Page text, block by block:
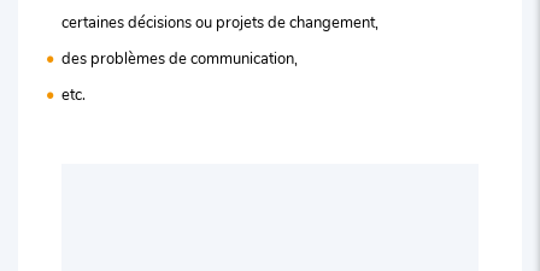
certaines décisions ou projets de changement,
des problèmes de communication,
etc.